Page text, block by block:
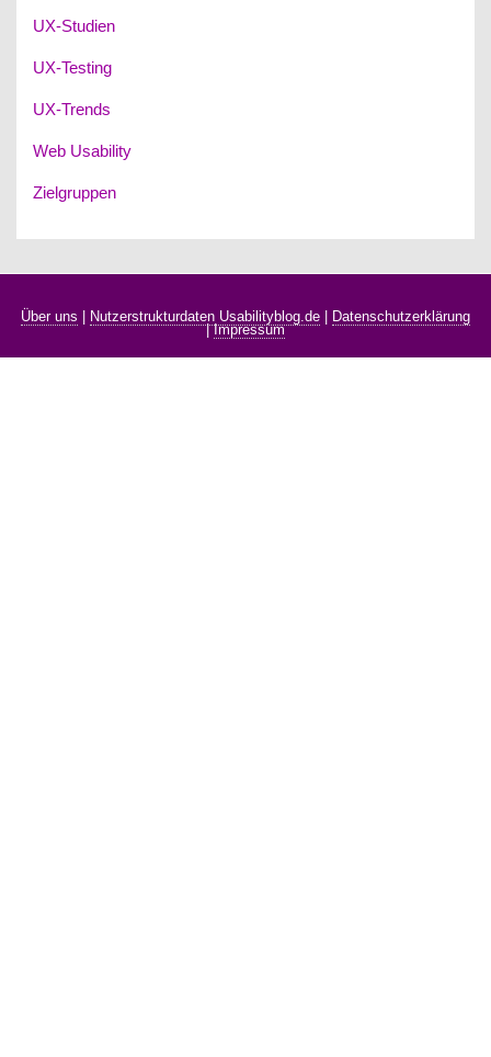
UX-Studien
UX-Testing
UX-Trends
Web Usability
Zielgruppen
Über uns Nutzerstrukturdaten Usabilityblog.de
Datenschutzerklärung
|Impressum